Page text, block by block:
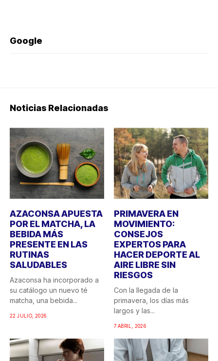
Google
Noticias Relacionadas
AZACONSA APUESTA
POR EL MATCHA, LA
BEBIDA MÁS
PRESENTE EN LAS
RUTINAS
SALUDABLES
Azaconsa ha incorporado a
su catálogo un nuevo té
matcha, una bebida...
22 JULIO, 2026
PRIMAVERA EN
MOVIMIENTO:
CONSEJOS
EXPERTOS PARA
HACER DEPORTE AL
AIRE LIBRE SIN
RIESGOS
Con la llegada de la
primavera, los días más
largos y las...
7 ABRIL, 2026